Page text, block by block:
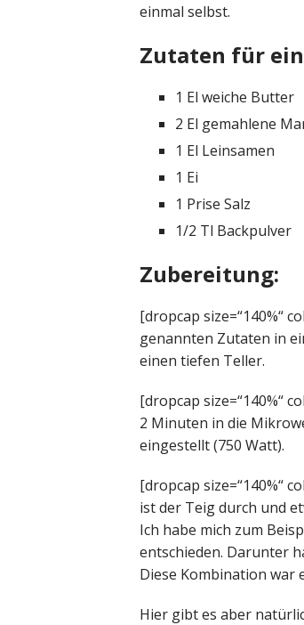
einmal selbst.
Zutaten für
1 El weiche Butter
2 El gemahlene
1 El Leinsamen
1 Ei
1 Prise Salz
1/2 Tl Backpulver
Zubereitung:
[dropcap size=“140%“
genannten Zutaten in
einen tiefen Teller.
[dropcap size=“140%“
2 Minuten in die
eingestellt (750 Watt).
[dropcap size=“140%“
ist der Teig durch und
Ich habe mich zum
entschieden. Darunter
Diese Kombination war
Hier gibt es aber